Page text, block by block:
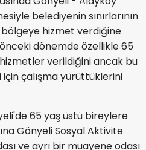
belediyenin sınırlarının
hizmet verdiğine
dönemde özellikle 65
verildiğini ancak bu
çalışma yürüttüklerini
65 yaş üstü bireylere
Gönyeli Sosyal Aktivite
ve ayrı bir muayene odası